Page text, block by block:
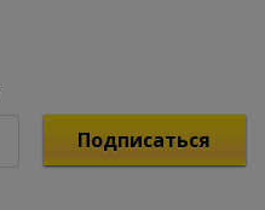
Подписаться